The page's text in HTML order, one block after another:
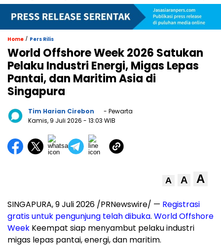
Home / Pers Rilis
World Offshore Week 2026 Satukan
Pelaku Industri Energi, Migas Lepas
Pantai, dan Maritim Asia di
Singapura
Tim Harian Cirebon
- Pewarta
Kamis, 9 Juli 2026 - 13:03 WIB
A A A
SINGAPURA, 9 Juli 2026 /PRNewswire/ — Registrasi
gratis untuk pengunjung telah dibuka. World Offshore
Week Keempat siap menyambut pelaku industri
migas lepas pantai, energi, dan maritim.